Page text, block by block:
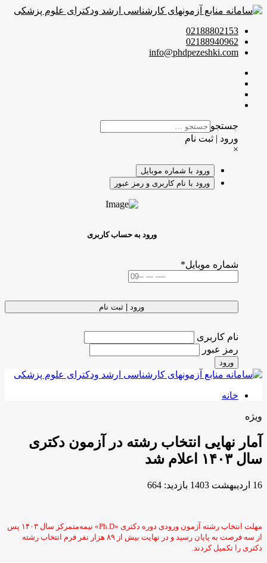
02188802153
02188940962
info@phdpezeshki.com
جستجو
ورود | ثبت نام
×
ورود با شماره موبایل
ورود با نام کاربری و رمز عبور
ورود به حساب کاربری
شماره موبایل*
ورود | ثبت نام
نام کاربری
رمز عبور
ورود
خانه
ویژه
آمار نهایی انتخاب رشته در آزمون دکتری
سال ۱۴۰۳ اعلام شد
16 ارديبهشت 1403 بازدید: 664
مهلت انتخاب رشته آزمون ورودی دوره دکتری «Ph.D» نیمه‌متمرکز سال ۱۴۰۳ پس
از سه فرصت به پایان رسید و در نهایت بیش از ۸۹ هزار نفر فرم انتخاب رشته
دکتری را تکمیل کردند.